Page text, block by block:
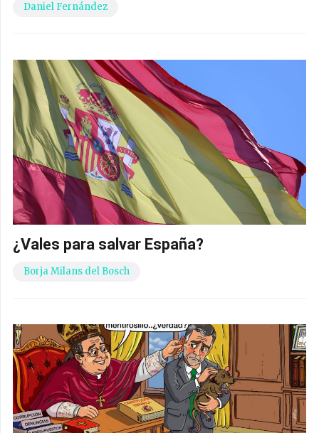
Daniel Fernández
¿Vales para salvar España?
Borja Milans del Bosch